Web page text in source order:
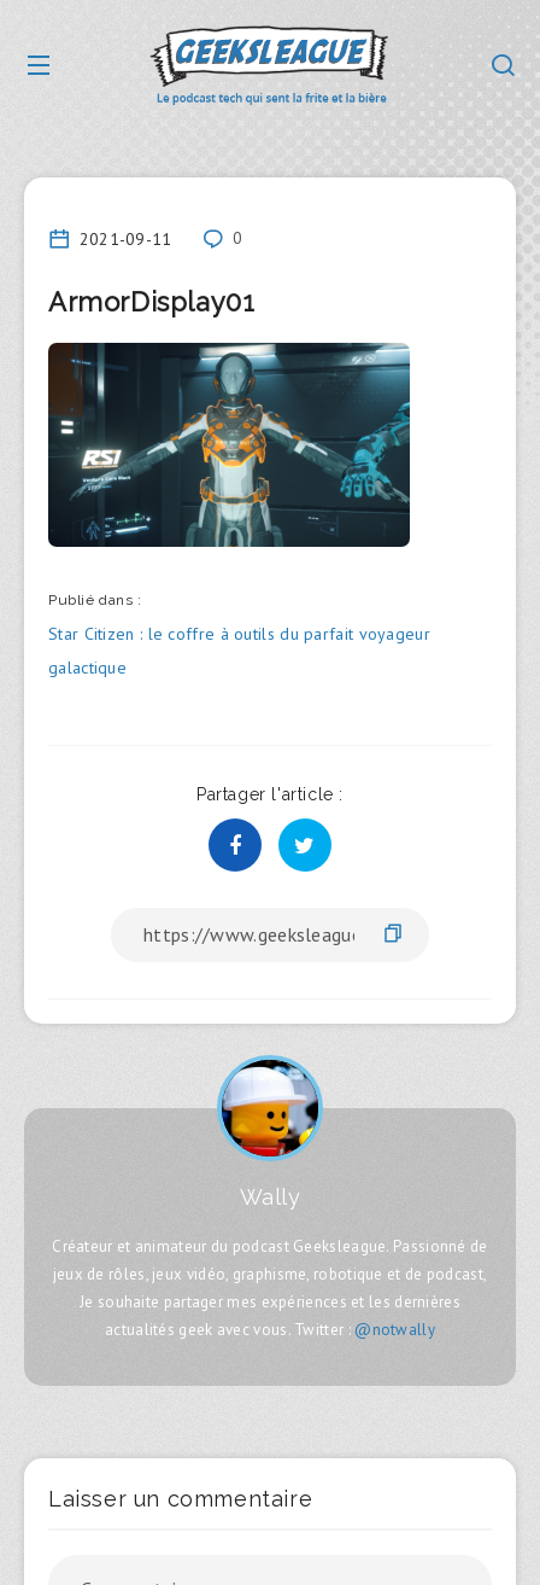
2021-09-11 0
ArmorDisplay01
Publié dans :
Navigation
de
Star Citizen : le coffre à outils du parfait voyageur
galactique
Partager l'article :
Wally
Créateur et animateur du podcast Geeksleague. Passionné de
jeux de rôles, jeux vidéo, graphisme, robotique et de podcast,
Je souhaite partager mes expériences et les dernières
actualités geek avec vous. Twitter : @notwally
Laisser un commentaire